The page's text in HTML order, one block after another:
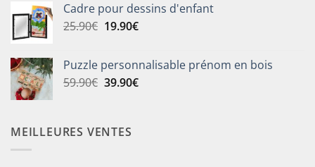
était :
65.00€.
est :
59.00€.
Cadre pour dessins d'enfant
25.90€ Le
était :
25.90€.
19.90€Le
est :
19.90€.
Puzzle personnalisable prénom en bois
59.90€ Le
était :
59.90€.
39.90€Le
MEILLEURES VENTES